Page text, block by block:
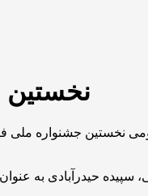
نخستین
نخستین جشنواره ملی
سپیده حیدرآبادی به